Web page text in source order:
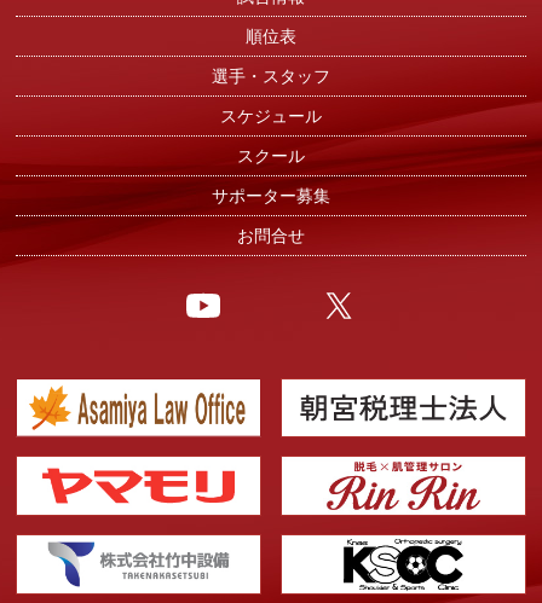
順位表
選手・スタッフ
スケジュール
スクール
サポーター募集
お問合せ